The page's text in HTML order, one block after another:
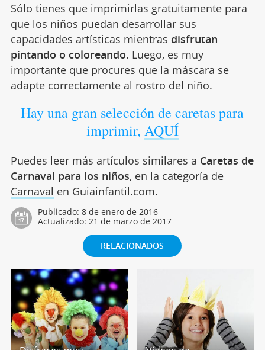
Sólo tienes que imprimirlas gratuitamente para
que los niños puedan desarrollar sus
capacidades artísticas mientras disfrutan
pintando o coloreando. Luego, es muy
importante que procures que la máscara se
adapte correctamente al rostro del niño.
Hay una gran selección de caretas para
imprimir, AQUÍ
Puedes leer más artículos similares a Caretas de
Carnaval para los niños, en la categoría de
Carnaval en Guiainfantil.com.
Publicado: 8 de enero de 2016
Actualizado: 21 de marzo de 2017
RELACIONADOS